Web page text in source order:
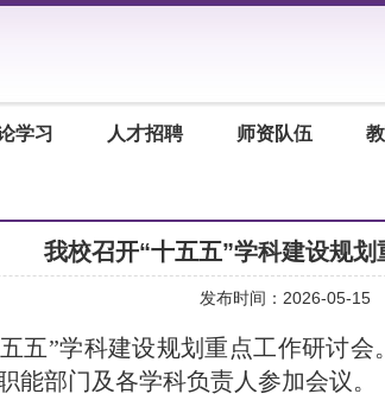
学习 人才招聘 师资队伍
我校召开“十五五”学科建设规
发布时间：2026-05-15
五”学科建设规划重点工作研讨
能部门及各学科负责人参加会议。